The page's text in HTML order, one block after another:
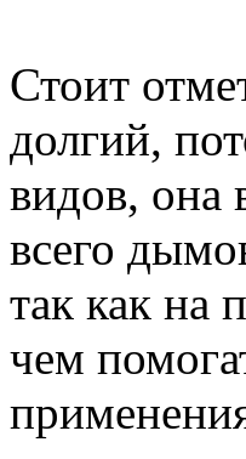
Стоит
долгий,
видов, она
всего
так как на
чем